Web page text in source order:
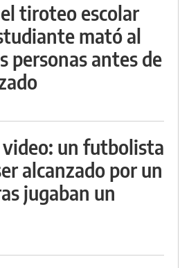
tiroteo escolar
mató al
personas antes de
un futbolista
alcanzado por un
jugaban un